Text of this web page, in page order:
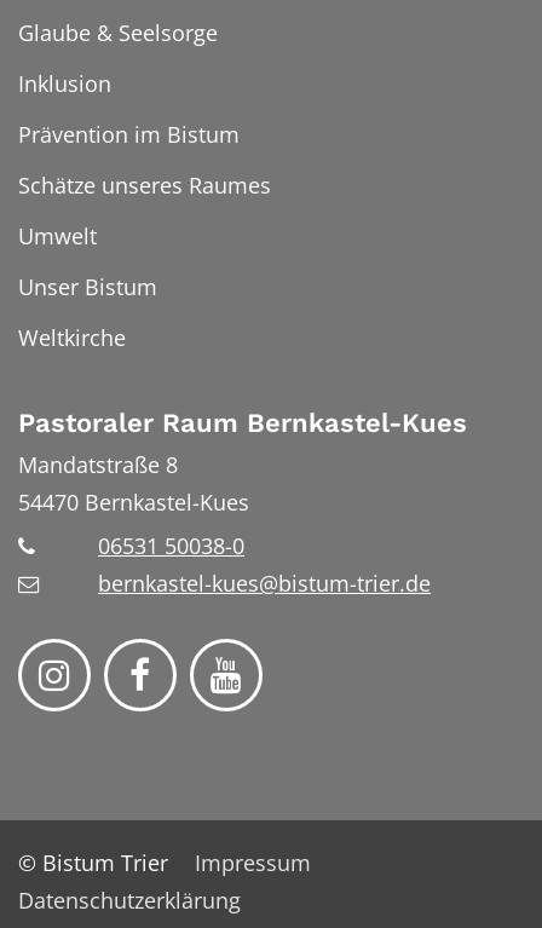
Glaube & Seelsorge
Inklusion
Prävention im Bistum
Schätze unseres Raumes
Umwelt
Unser Bistum
Weltkirche
Pastoraler Raum Bernkastel-Kues
Mandatstraße 8
54470 Bernkastel-Kues
06531 50038-0
bernkastel-kues@bistum-trier.de
© Bistum Trier
Impressum
Datenschutzerklärung